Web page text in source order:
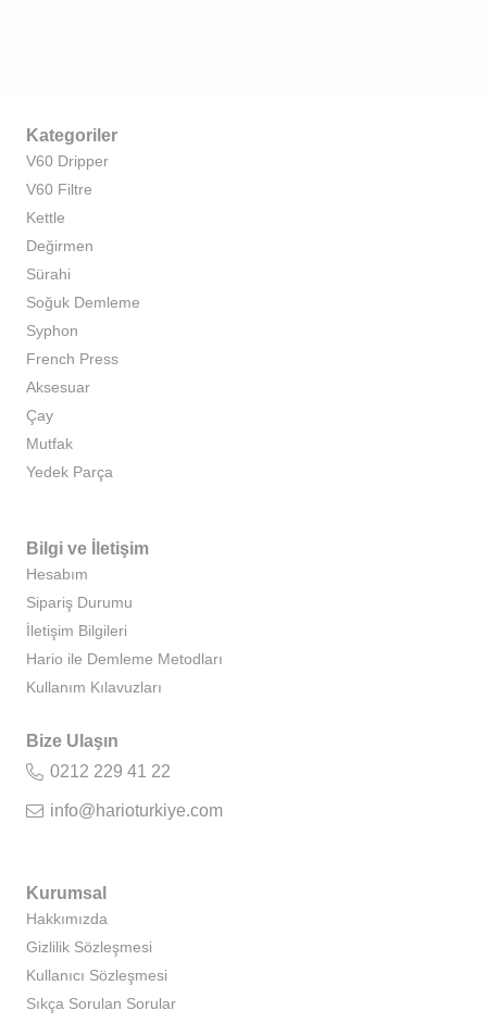
Kategoriler
V60 Dripper
V60 Filtre
Kettle
Değirmen
Sürahi
Soğuk Demleme
Syphon
French Press
Aksesuar
Çay
Mutfak
Yedek Parça
Bilgi ve İletişim
Hesabım
Sipariş Durumu
İletişim Bilgileri
Hario ile Demleme Metodları
Kullanım Kılavuzları
Bize Ulaşın
0212 229 41 22
info@harioturkiye.com
Kurumsal
Hakkımızda
Gizlilik Sözleşmesi
Kullanıcı Sözleşmesi
Sıkça Sorulan Sorular